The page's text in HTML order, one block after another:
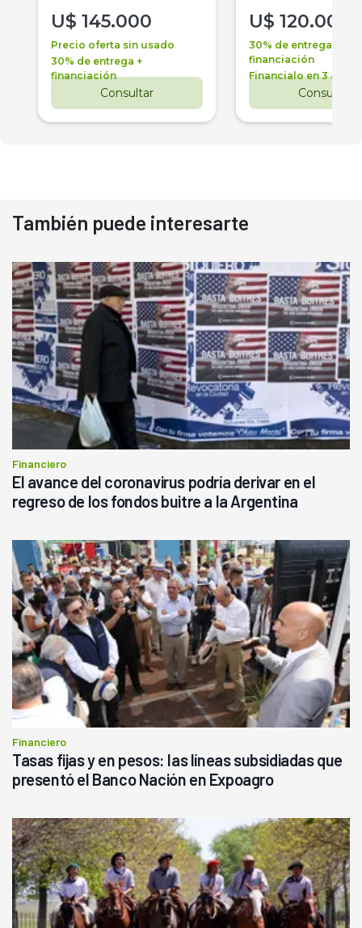
U$ 145.000
Precio oferta sin usado
30% de entrega +
financiación
Consultar
U$ 120.000
30% de entrega +
financiación
Financialo en 3 años
Consultar
También puede interesarte
Financiero
El avance del coronavirus podría derivar en el
regreso de los fondos buitre a la Argentina
Financiero
Tasas fijas y en pesos: las líneas subsidiadas que
presentó el Banco Nación en Expoagro